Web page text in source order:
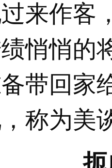
来作客
悄悄的
带回家
称为美